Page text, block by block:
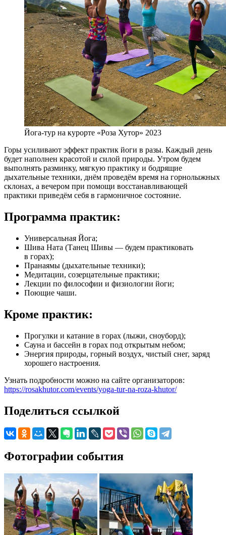
Йога-тур на курорте «Роза Хутор» 2023
Горы усиливают эффект практик йоги в разы. Каждый день
будет наполнен красотой и силой природы. Утром будем
выполнять разминку, мягкую практику и бодрящие
дыхательные техники, днём проведём время на горнолыжных
склонах, а вечером при помощи восстанавливающей
практики приведём себя в гармоничное состояние.
Программа практик:
Универсальная Йога;
Шива Ната (Танец Шивы — будем практиковать
в горах);
Пранаямы (дыхательные техники);
Медитации, созерцательные практики;
Лекции по философии и физиологии йоги;
Поющие чаши.
Кроме практик:
Прогулки и катание в горах (лыжи, сноуборд);
Сауна и бассейн в горах под открытым небом;
Энергия природы, горный воздух, чистый снег, заряд
хорошего настроения.
Узнать подробности можно на сайте организаторов:
https://rosakhutor.com/events/yoga-tur-na-roza-khutor/
Поделиться ссылкой
Фотографии события